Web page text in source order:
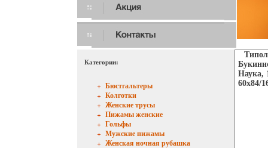
Категории:
Бюстгальтеры
Колготки
Женские трусы
Пижамы женские
Гольфы
Мужские пижамы
Женская ночная рубашка
Наука,
60x84/